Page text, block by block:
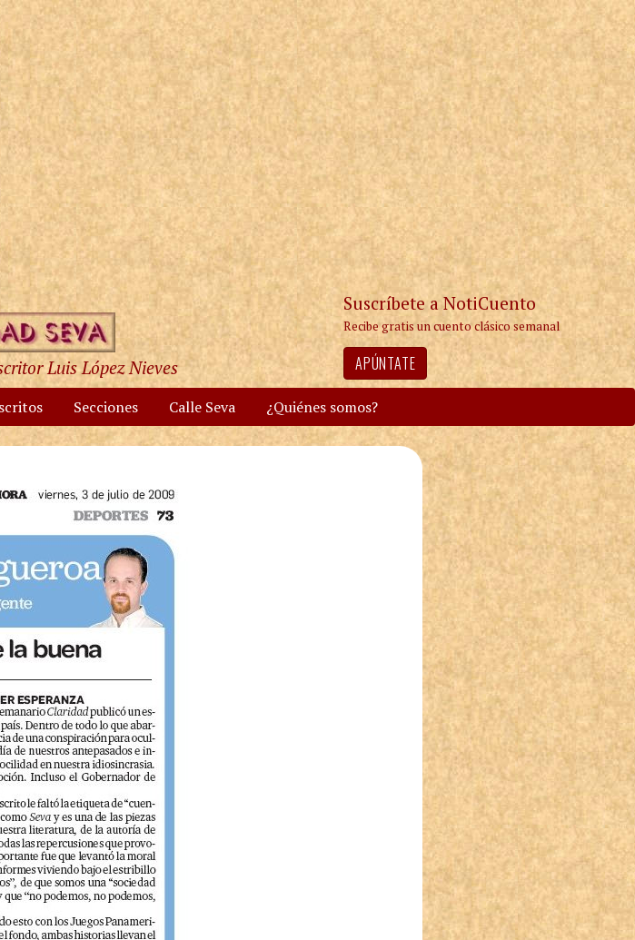
Luis López Nieves
Suscríbete a NotiCuento
Recibe gratis un cuento clásico semanal
APÚNTATE
Secciones Calle Seva ¿Quiénes somos?